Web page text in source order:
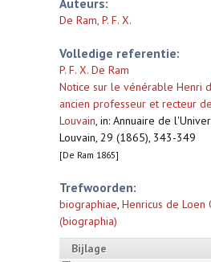
Auteurs:
De Ram, P. F. X.
Volledige referentie:
P. F. X. De Ram
Notice sur le vénérable Henri
ancien professeur et recteur
Louvain, in: Annuaire de
Louvain, 29 (1865), 343-349
[De Ram 1865]
Trefwoorden:
biographiae, Henricus de Loen
(biographia)
Bijlage